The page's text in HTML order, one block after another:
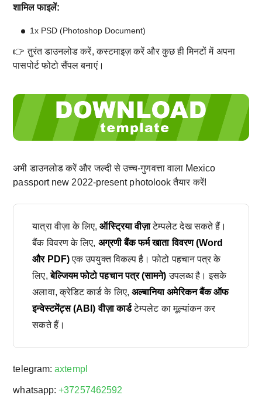
शामिल फाइलें:
1x PSD (Photoshop Document)
👉 तुरंत डाउनलोड करें, कस्टमाइज़ करें और कुछ ही मिनटों में अपना
पासपोर्ट फोटो सैंपल बनाएं।
अभी डाउनलोड करें और जल्दी से उच्च-गुणवत्ता वाला Mexico
passport new 2022-present photolook तैयार करें!
यात्रा वीज़ा के लिए,ऑस्ट्रिया वीज़ाटेम्पलेट देख सकते हैं।
बैंक विवरण के लिए, अग्रणी बैंक फर्म खाता विवरण (Word
और PDF)एक उपयुक्त विकल्प है। फोटो पहचान पत्र के
लिए,बेल्जियम फोटो पहचान पत्र (सामने) उपलब्ध है। इसके
अलावा, क्रेडिट कार्ड के लिए, अल्बानिया अमेरिकन बैंक ऑफ
इन्वेस्टमेंट्स (ABI) वीज़ा कार्डटेम्पलेट का मूल्यांकन कर
सकते हैं।
telegram:axtempl
whatsapp:+37257462592